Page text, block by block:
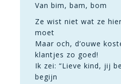
Van bim, bam, bom
Ze wist niet wat ze
moet
Maar och, d’ouwe
klantjes zo goed!
Ik zei: “Lieve kind, jij
begijn